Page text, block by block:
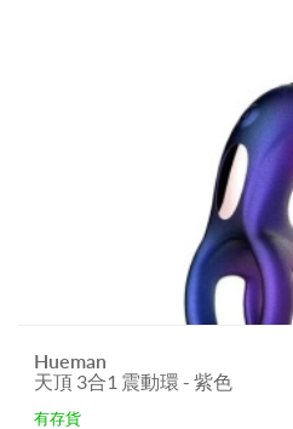
Hueman
天頂 3合1 震動環 - 紫色
有存貨